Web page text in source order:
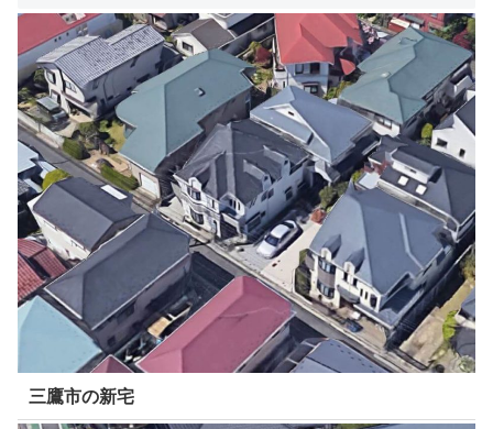
三鷹市の新宅